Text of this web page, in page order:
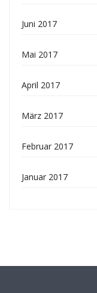
Juni 2017
Mai 2017
April 2017
März 2017
Februar 2017
Januar 2017